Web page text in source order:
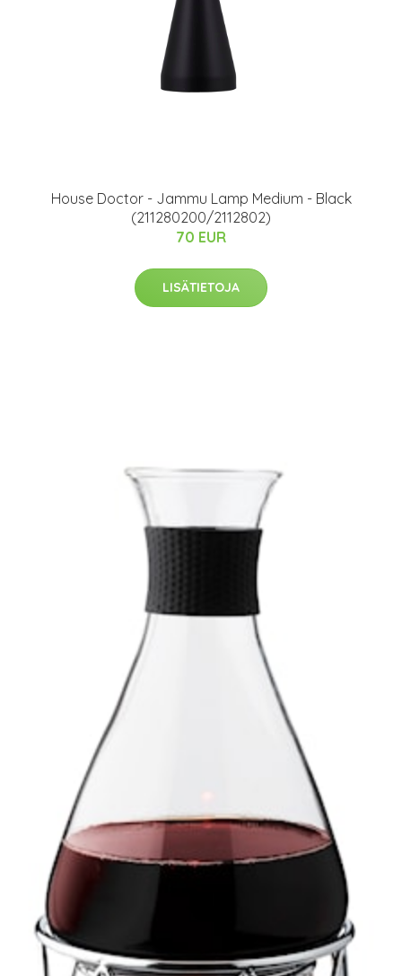
House Doctor - Jammu Lamp Medium - Black
(211280200/2112802)
70 EUR
LISÄTIETOJA